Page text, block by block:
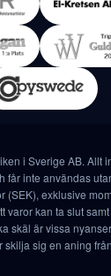
i Sverige AB. Allt
får inte användas
(SEK), exklusive
varor kan ta slut
skäl är vissa
skilja sig en aning